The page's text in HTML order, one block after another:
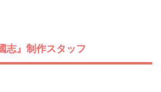
志』制作スタッフ